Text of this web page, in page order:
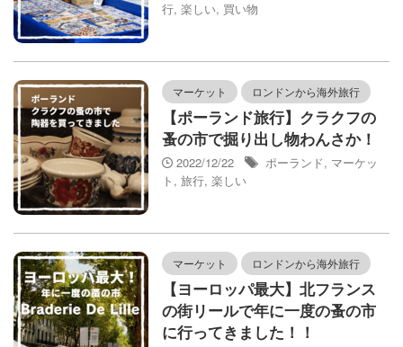
行, 楽しい, 買い物
マーケット ロンドンから海外旅行
【ポーランド旅行】クラクフの
蚤の市で掘り出し物わんさか！
2022/12/22
ポーランド, マーケッ
ト , 旅行, 楽しい
マーケット ロンドンから海外旅行
【ヨーロッパ最大】北フランス
の街リールで年に一度の蚤の市
に行ってきました！！